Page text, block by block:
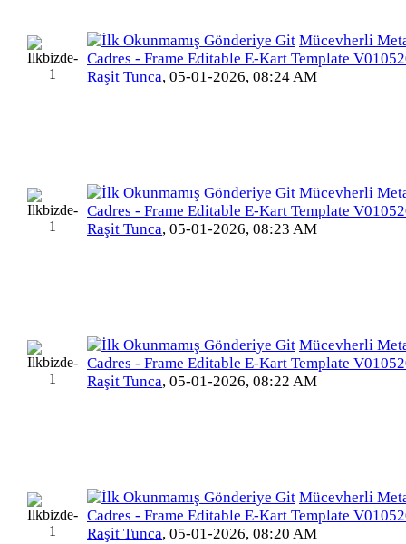
Mücevherli
Cadres - Frame Editable E-Kart Template
Raşit Tunca, 05-01-2026, 08:24 AM
Mücevherli
Cadres - Frame Editable E-Kart Template
Raşit Tunca, 05-01-2026, 08:23 AM
Mücevherli
Cadres - Frame Editable E-Kart Template
Raşit Tunca, 05-01-2026, 08:22 AM
Mücevherli
Cadres - Frame Editable E-Kart Template
Raşit Tunca, 05-01-2026, 08:20 AM